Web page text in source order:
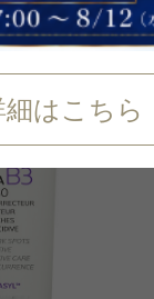
細はこちら